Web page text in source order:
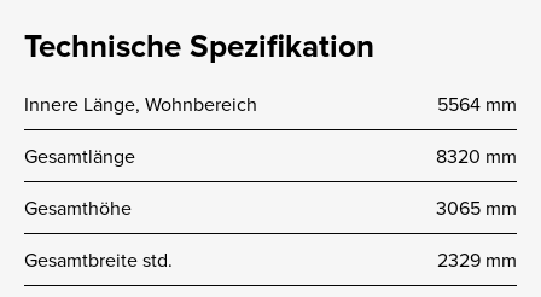
Technische Spezifikation
Innere Länge, Wohnbereich
5564 mm
Gesamtlänge
8320 mm
Gesamthöhe
3065 mm
Gesamtbreite std.
2329 mm